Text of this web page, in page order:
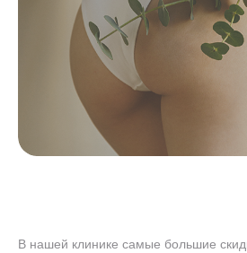
В нашей клинике самые большие